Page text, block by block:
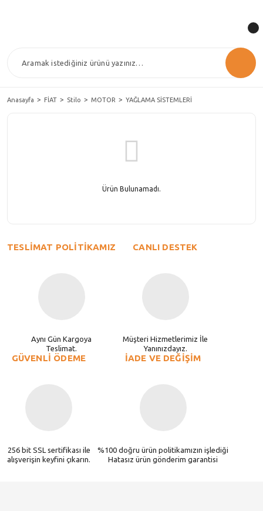
Anasayfa FİAT Stilo MOTOR YAĞLAMA SİSTEMLERİ
Ürün Bulunamadı.
TESLİMAT POLİTİKAMIZ
Aynı Gün Kargoya
Teslimat.
CANLI DESTEK
Müşteri Hizmetlerimiz İle
Yanınızdayız.
GÜVENLİ ÖDEME
256 bit SSL sertifikası ile
alışverişin keyfini çıkarın.
İADE VE DEĞİŞİM
%100 doğru ürün politikamızın işlediği
Hatasız ürün gönderim garantisi